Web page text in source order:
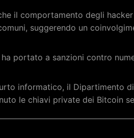
il comportamento degli
suggerendo un
ha portato a sanzioni contro
informatico, il Dipartimento
le chiavi private dei Bitcoin